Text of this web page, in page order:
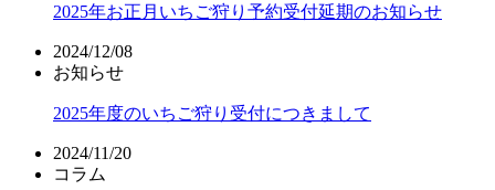
2025年お正月いちご狩り予約受付延期のお知らせ
2024/12/08
お知らせ
2025年度のいちご狩り受付につきまして
2024/11/20
コラム